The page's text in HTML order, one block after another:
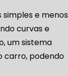
ZONA SUL
e menos
curvas e
um sistema
carro, podendo